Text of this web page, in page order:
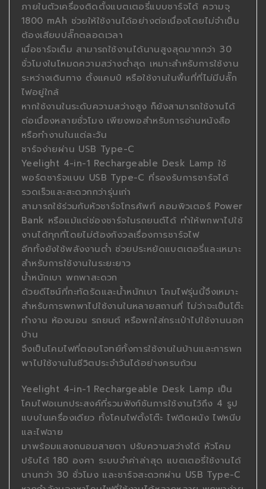
ภายในตัวเครื่องติดตั้งแบตเตอรี่แบบชาร์จได้ ความจุ
1800 mAh ช่วยให้ใช้งานได้อย่างต่อเนื่องโดยไม่จำเป็น
ต้องเสียบปลั๊กตลอดเวลา
เมื่อชาร์จเต็ม สามารถใช้งานได้นานสูงสุดมากกว่า 30
ชั่วโมงในโหมดความสว่างต่ำสุด เหมาะสำหรับการใช้งาน
ระหว่างเดินทาง ตั้งแคมป์ หรือใช้งานในพื้นที่ที่ไม่มีปลั๊ก
ไฟอยู่ใกล้
หากใช้งานในระดับความสว่างสูง ก็ยังสามารถใช้งานได้
ต่อเนื่องหลายชั่วโมง เพียงพอสำหรับการอ่านหนังสือ
หรือทำงานในแต่ละวัน
ชาร์จง่ายผ่าน USB Type-C
Yeelight 4-in-1 Rechargeable Desk Lamp ใช้
พอร์ตชาร์จแบบ USB Type-C ที่รองรับการชาร์จได้
รวดเร็วและสะดวกกว่ารุ่นเก่า
สามารถใช้ร่วมกับหัวชาร์จโทรศัพท์ คอมพิวเตอร์ Power
Bank หรือแม้แต่ช่องชาร์จในรถยนต์ได้ ทำให้พกพาไปใช้
งานได้ทุกที่โดยไม่ต้องกังวลเรื่องการชาร์จไฟ
อีกทั้งยังใช้พลังงานต่ำ ช่วยประหยัดแบตเตอรี่และเหมาะ
สำหรับการใช้งานในระยะยาว
น้ำหนักเบา พกพาสะดวก
ด้วยดีไซน์ที่กะทัดรัดและน้ำหนักเบา โคมไฟรุ่นนี้จึงเหมาะ
สำหรับการพกพาไปใช้งานในหลายสถานที่ ไม่ว่าจะเป็นโต๊ะ
ทำงาน ห้องนอน รถยนต์ หรือพกใส่กระเป๋าไปใช้งานนอก
บ้าน
จึงเป็นโคมไฟที่ตอบโจทย์ทั้งการใช้งานในบ้านและการพก
พาไปใช้งานในชีวิตประจำวันได้อย่างครบถ้วน
Yeelight 4-in-1 Rechargeable Desk Lamp เป็น
โคมไฟอเนกประสงค์ที่รวมฟังก์ชันการใช้งานไว้ถึง 4 รูป
แบบในเครื่องเดียว ทั้งโคมไฟตั้งโต๊ะ ไฟติดผนัง ไฟหนีบ
และไฟฉาย
มาพร้อมแสงถนอมสายตา ปรับความสว่างได้ หัวโคม
ปรับได้ 180 องศา ระบบจำค่าล่าสุด แบตเตอรี่ใช้งานได้
นานกว่า 30 ชั่วโมง และชาร์จสะดวกผ่าน USB Type-C